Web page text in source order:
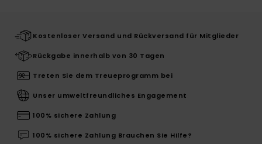
Kostenloser Versand und Rückversand für Mitglieder
Rückgabe innerhalb von 30 Tagen
Treten Sie dem Treueprogramm bei
Unser umweltfreundliches Engagement
100% sichere Zahlung
100% sichere Zahlung Brauchen Sie Hilfe?